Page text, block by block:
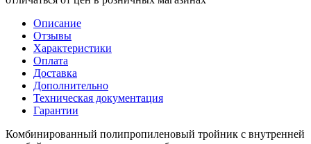
Описание
Отзывы
Характеристики
Оплата
Доставка
Дополнительно
Техническая документация
Гарантии
Комбинированный полипропиленовый тройник с внутренней